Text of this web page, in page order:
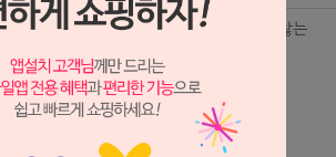
(DS260466) 여름용 링클프리 피부에 붙지 않는
68,000원